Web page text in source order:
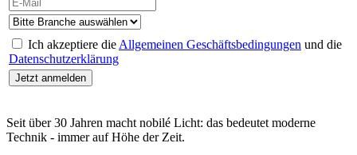
Ich akzeptiere die Allgemeinen Geschäftsbedingungen und die
Datenschutzerklärung
Seit über 30 Jahren macht nobilé Licht: das bedeutet moderne
Technik - immer auf Höhe der Zeit.